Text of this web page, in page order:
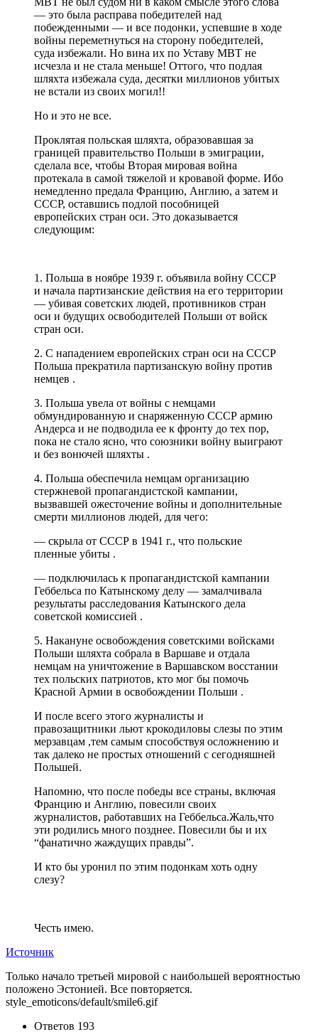
— это была расправа победителей над
побежденными — и все подонки, успевшие в ходе
войны переметнуться на сторону победителей,
суда избежали. Но вина их по Уставу МВТ не
исчезла и не стала меньше! Оттого, что подлая
шляхта избежала суда, десятки миллионов убитых
не встали из своих могил!!
Но и это не все.
Проклятая польская шляхта, образовавшая за
границей правительство Польши в эмиграции,
сделала все, чтобы Вторая мировая война
протекала в самой тяжелой и кровавой форме. Ибо
немедленно предала Францию, Англию, а затем и
СССР, оставшись подлой пособницей
европейских стран оси. Это доказывается
следующим:
1. Польша в ноябре 1939 г. объявила войну СССР
и начала партизанские действия на его территории
— убивая советских людей, противников стран
оси и будущих освободителей Польши от войск
стран оси.
2. С нападением европейских стран оси на СССР
Польша прекратила партизанскую войну против
немцев .
3. Польша увела от войны с немцами
обмундированную и снаряженную СССР армию
Андерса и не подводила ее к фронту до тех пор,
пока не стало ясно, что союзники войну выиграют
и без вонючей шляхты .
4. Польша обеспечила немцам организацию
стержневой пропагандистской кампании,
вызвавшей ожесточение войны и дополнительные
смерти миллионов людей, для чего:
— скрыла от СССР в 1941 г., что польские
пленные убиты .
— подключилась к пропагандистской кампании
Геббельса по Катынскому делу — замалчивала
результаты расследования Катынского дела
советской комиссией .
5. Накануне освобождения советскими войсками
Польши шляхта собрала в Варшаве и отдала
немцам на уничтожение в Варшавском восстании
тех польских патриотов, кто мог бы помочь
Красной Армии в освобождении Польши .
И после всего этого журналисты и
правозащитники льют крокодиловы слезы по этим
мерзавцам ,тем самым способствуя осложнению и
так далеко не простых отношений с сегодняшней
Польшей.
Напомню, что после победы все страны, включая
Францию и Англию, повесили своих
журналистов, работавших на Геббельса.Жаль,что
эти родились много позднее. Повесили бы и их
“фанатично жаждущих правды”.
И кто бы уронил по этим подонкам хоть одну
слезу?
Честь имею.
Источник
Только начало третьей мировой с наибольшей вероятностью
положено Эстонией. Все повторяется.
style_emoticons/default/smile6.gif
Ответов 193